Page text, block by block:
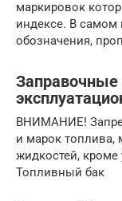
маркировок
индексе. В самом
обозначения,
ВНИМАНИЕ!
и марок топлива,
жидкостей,
Топливный бак